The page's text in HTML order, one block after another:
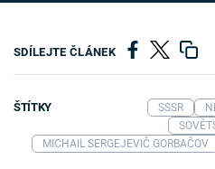
SDÍLEJTE ČLÁNEK
ŠTÍTKY SSSR
MICHAIL SERGEJEVIČ GORBAČOV